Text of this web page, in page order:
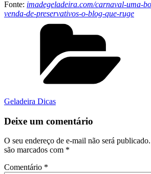
Fonte: imadegeladeira.com/carnaval-uma-
venda-de-preservativos-o-blog-que-ruge
Geladeira Dicas
Deixe um comentário
O seu endereço de e-mail não será publicado.
são marcados com *
Comentário *